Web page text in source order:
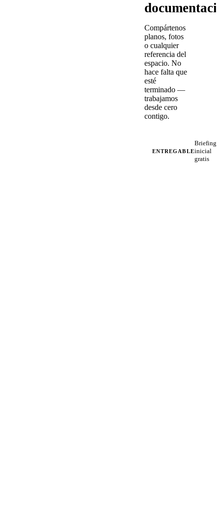
Compártenos
planos, fotos
o cualquier
referencia del
espacio. No
hace falta que
esté
terminado —
trabajamos
desde cero
contigo.
ENTREGABLE
Briefing
inicial
gratis